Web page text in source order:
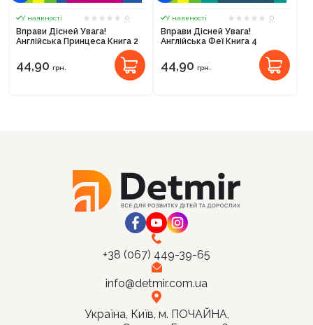
У наявності
0
Вправи Дісней Увага!
Англійська Принцеса Книга 2
44,90 грн.
У наявності
0
Вправи Дісней Увага!
Англійська Феї Книга 4
44,90 грн.
+38 (067) 449-39-65
info@detmir.com.ua
Україна, Київ, м. ПОЧАЙНА,